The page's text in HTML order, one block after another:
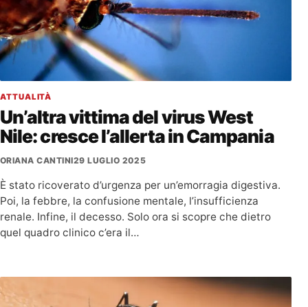
ATTUALITÀ
Un’altra vittima del virus West
Nile: cresce l’allerta in Campania
ORIANA CANTINI29 LUGLIO 2025
È stato ricoverato d’urgenza per un’emorragia digestiva.
Poi, la febbre, la confusione mentale, l’insufficienza
renale. Infine, il decesso. Solo ora si scopre che dietro
quel quadro clinico c’era il…